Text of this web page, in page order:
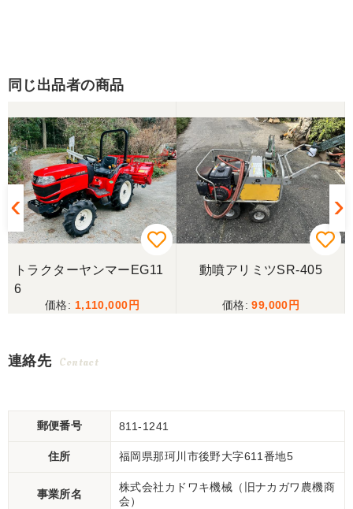
同じ出品者の商品
トラクターヤンマーEG11
6
1,110,000
動噴アリミツSR-405
99,000
連絡先 Contact
郵便番号 811-1241
住所 福岡県那珂川市後野大字611番地5
事業所名
株式会社カドワキ機械（旧ナカガワ農機商
会）